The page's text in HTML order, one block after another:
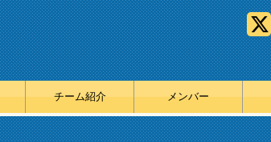
チーム紹介 メンバー